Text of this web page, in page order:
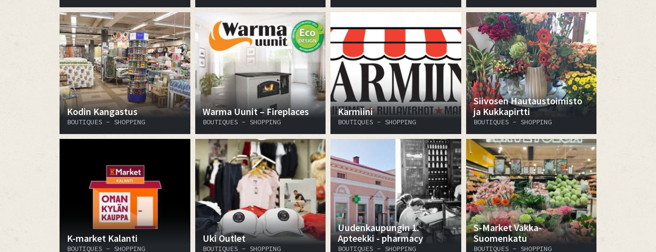
Kodin Kangastus
BOUTIQUES - SHOPPING
Warma Uunit – Fireplaces
BOUTIQUES - SHOPPING
Karmiini
BOUTIQUES - SHOPPING
​​​​​​​Siivosen Hautaustoimisto
ja Kukkapirtti
BOUTIQUES - SHOPPING
K-market Kalanti
BOUTIQUES - SHOPPING
Uki Outlet
BOUTIQUES - SHOPPING
Uudenkaupungin 1.
Apteekki - pharmacy
BOUTIQUES - SHOPPING
S-Market Vakka-
Suomenkatu
BOUTIQUES - SHOPPING